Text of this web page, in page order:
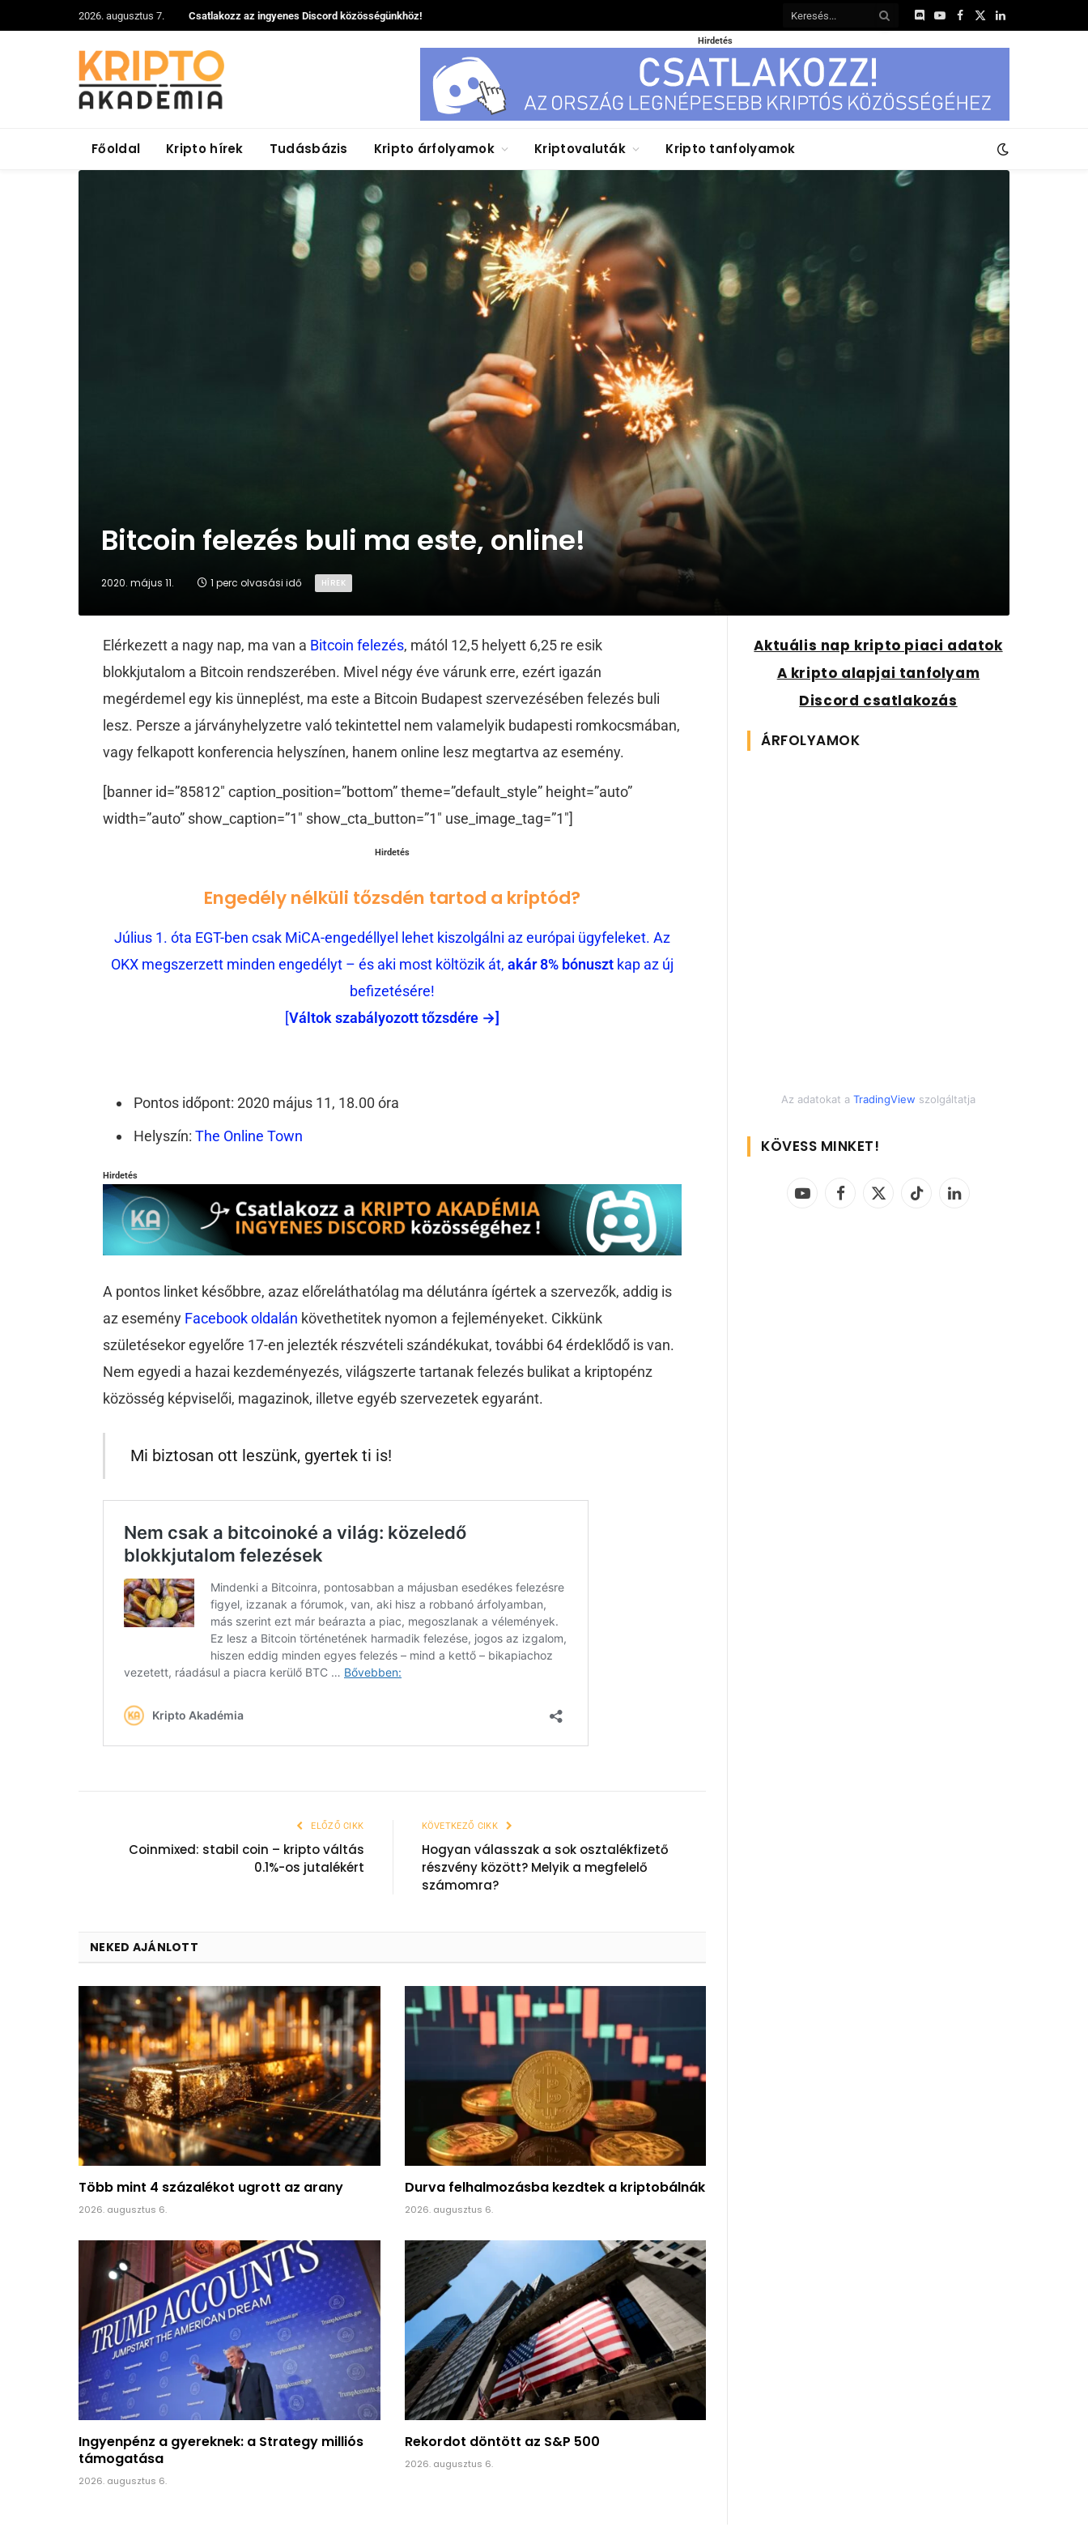
2026. augusztus 7. Csatlakozz az ingyenes Discord közösségünkhöz!
DiscordYouTube
Facebook
X
LinkedIn
Hirdetés
Főoldal Kripto hírek Tudásbázis Kripto árfolyamok Kriptovaluták Kripto tanfolyamok
Bitcoin felezés buli ma este, online!
2020. május 11. 1 perc olvasási idő HÍREK
Elérkezett a nagy nap, ma van a Bitcoin felezés, mától 12,5 helyett 6,25 re esik
blokkjutalom a Bitcoin rendszerében. Mivel négy éve várunk erre, ezért igazán
megérdemel egy kis ünneplést, ma este a Bitcoin Budapest szervezésében felezés buli
lesz. Persze a járványhelyzetre való tekintettel nem valamelyik budapesti romkocsmában,
vagy felkapott konferencia helyszínen, hanem online lesz megtartva az esemény.
[banner id=”85812″ caption_position=”bottom” theme=”default_style” height=”auto”
width=”auto” show_caption=”1″ show_cta_button=”1″ use_image_tag=”1″]
Hirdetés
Engedély nélküli tőzsdén tartod a kriptód?
Július 1. óta EGT-ben csak MiCA-engedéllyel lehet kiszolgálni az európai ügyfeleket. Az
OKX megszerzett minden engedélyt – és aki most költözik át, akár 8% bónuszt kap az új
befizetésére!
[Váltok szabályozott tőzsdére →]
Pontos időpont: 2020 május 11, 18.00 óra
Helyszín:The Online Town
Hirdetés
A pontos linket későbbre, azaz előreláthatólag ma délutánra ígértek a szervezők, addig is
az esemény Facebook oldalán követhetitek nyomon a fejleményeket. Cikkünk
születésekor egyelőre 17-en jelezték részvételi szándékukat, további 64 érdeklődő is van.
Nem egyedi a hazai kezdeményezés, világszerte tartanak felezés bulikat a kriptopénz
közösség képviselői, magazinok, illetve egyéb szervezetek egyaránt.
Mi biztosan ott leszünk, gyertek ti is!
ELŐZŐ CIKK
Coinmixed: stabil coin – kripto váltás
0.1%-os jutalékért
KÖVETKEZŐ CIKK
Hogyan válasszak a sok osztalékfizető
részvény között? Melyik a megfelelő
számomra?
NEKED AJÁNLOTT
Több mint 4 százalékot ugrott az arany
2026. augusztus 6.
Durva felhalmozásba kezdtek a kriptobálnák
2026. augusztus 6.
Ingyenpénz a gyereknek: a Strategy milliós
támogatása
2026. augusztus 6.
Rekordot döntött az S&P 500
2026. augusztus 6.
Aktuális nap kripto piaci adatok
A kripto alapjai tanfolyam
Discord csatlakozás
ÁRFOLYAMOK
Az adatokat a TradingView szolgáltatja
KÖVESS MINKET!
YouTubeFacebook
X
TikTok LinkedIn